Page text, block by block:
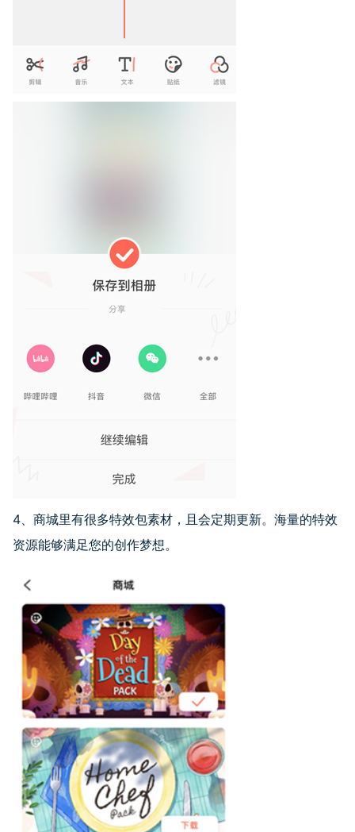
4、商城里有很多特效包素材，且会定期更新。海量的特效
资源能够满足您的创作梦想。